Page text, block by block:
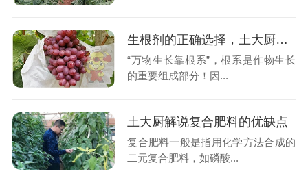
生根剂的正确选择，土大厨为您讲解
“万物生长靠根系”，根系是作物生长
的重要组成部分！因...
土大厨解说复合肥料的优缺点
复合肥料一般是指用化学方法合成的
二元复合肥料，如磷酸...